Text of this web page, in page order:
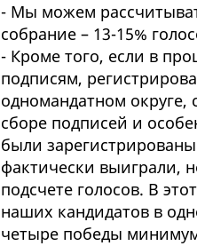
- Мы можем
собрание – 13-15%
- Кроме того, если в
подписям,
одномандатном округе,
сборе подписей и
были
фактически выиграли,
подсчете голосов. В
наших кандидатов в
четыре победы